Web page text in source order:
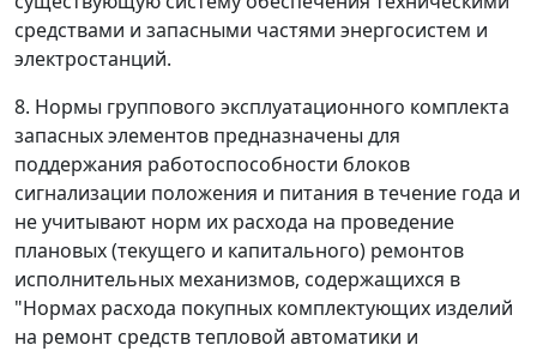
средствами и запасными частями энергосистем и
электростанций.
8. Нормы группового эксплуатационного комплекта
запасных элементов предназначены для
поддержания работоспособности блоков
сигнализации положения и питания в течение года и
не учитывают норм их расхода на проведение
плановых (текущего и капитального) ремонтов
исполнительных механизмов, содержащихся в
"Нормах расхода покупных комплектующих изделий
на ремонт средств тепловой автоматики и